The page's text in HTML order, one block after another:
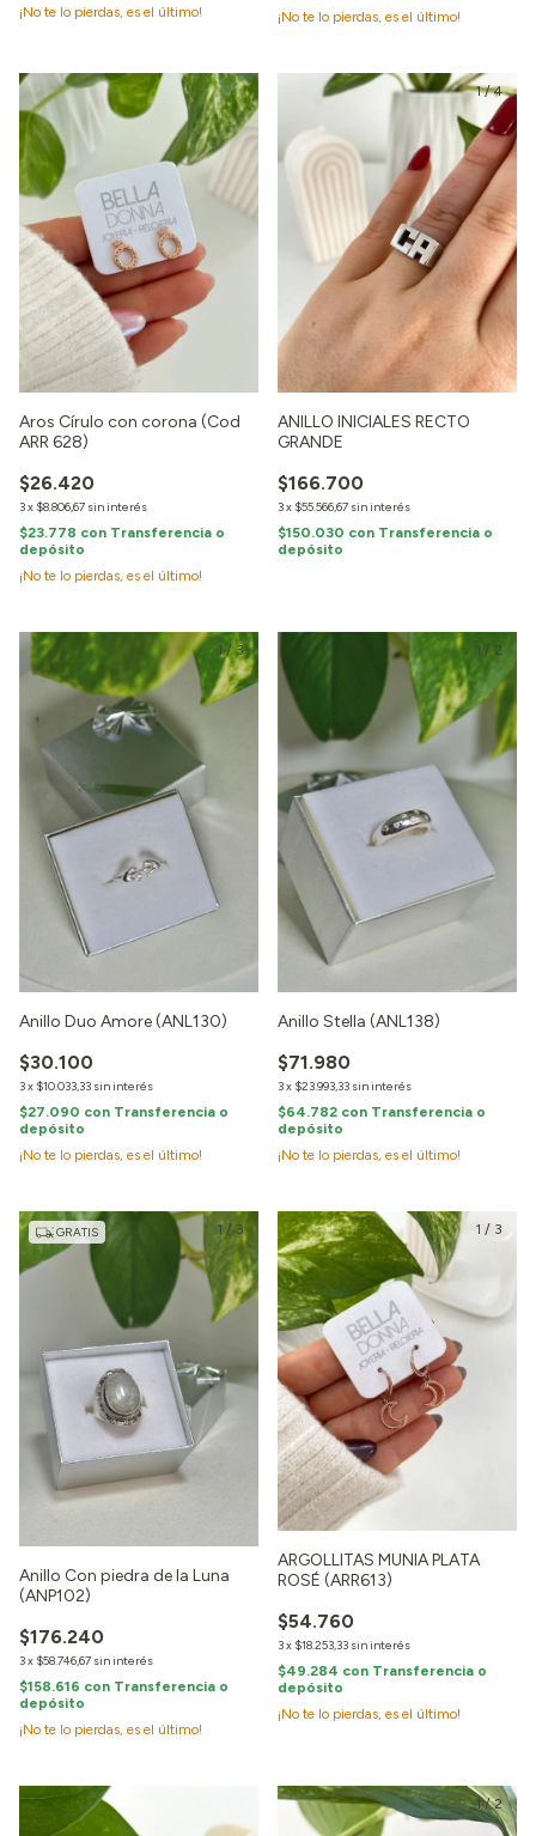
¡No te lo pierdas, es el último!
¡No te lo pierdas, es el último!
Aros Círulo con corona (Cod
ARR 628)
$26.420
3x $8.806,67 sin interés
$23.778 con Transferencia o
depósito
¡No te lo pierdas, es el último!
1/4
ANILLO INICIALES RECTO
GRANDE
$166.700
3x $55.566,67 sin interés
$150.030 con Transferencia o
depósito
1 /3
Anillo Duo Amore (ANL130)
$30.100
3x $10.033,33 sin interés
$27.090 con Transferencia o
depósito
¡No te lo pierdas, es el último!
1 / 2
Anillo Stella (ANL138)
$71.980
3x $23.993,33 sin interés
$64.782 con Transferencia o
depósito
¡No te lo pierdas, es el último!
1 /3
GRATIS
Anillo Con piedra de la Luna
(ANP102)
$176.240
3x $58.746,67 sin interés
$158.616 con Transferencia o
depósito
¡No te lo pierdas, es el último!
1 / 3
ARGOLLITAS MUNIA PLATA
ROSÉ (ARR613)
$54.760
3x $18.253,33 sin interés
$49.284 con Transferencia o
depósito
¡No te lo pierdas, es el último!
1/2